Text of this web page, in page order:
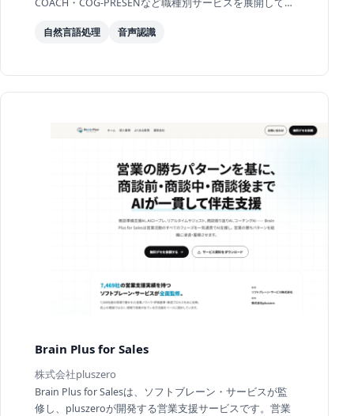
善」を特定...
自然言語処理 音声認識
Brain Plus for Sales
株式会社pluszero
Brain Plus for Salesは、ソフトブレーン・サービスが監
修し、pluszeroが開発する営業支援サービスです。営業